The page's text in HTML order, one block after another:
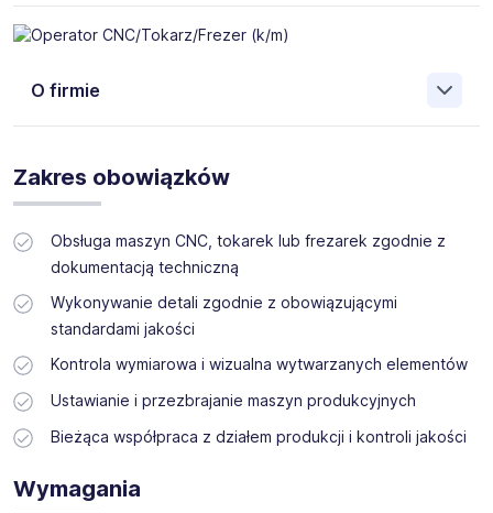
O firmie
Zakres obowiązków
Obsługa maszyn CNC, tokarek lub frezarek zgodnie z
dokumentacją techniczną
Wykonywanie detali zgodnie z obowiązującymi
standardami jakości
Kontrola wymiarowa i wizualna wytwarzanych elementów
Ustawianie i przezbrajanie maszyn produkcyjnych
Bieżąca współpraca z działem produkcji i kontroli jakości
Wymagania